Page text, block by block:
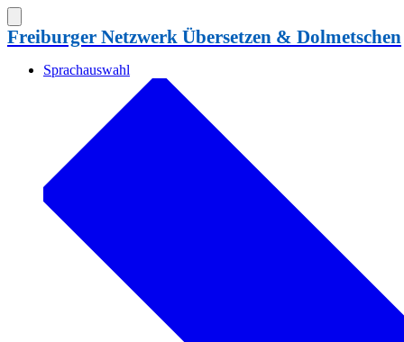
Zum
Inhalt
springen
Suche
ein-/ausblenden
Freiburger Netzwerk Übersetzen & Dolmetschen
Sprachauswahl